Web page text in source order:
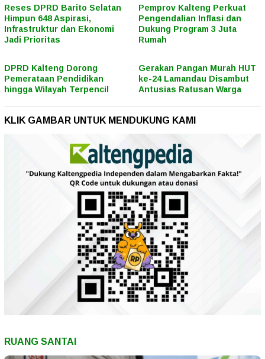
Reses DPRD Barito Selatan
Himpun 648 Aspirasi,
Infrastruktur dan Ekonomi
Jadi Prioritas
Pemprov Kalteng Perkuat
Pengendalian Inflasi dan
Dukung Program 3 Juta
Rumah
DPRD Kalteng Dorong
Pemerataan Pendidikan
hingga Wilayah Terpencil
Gerakan Pangan Murah HUT
ke-24 Lamandau Disambut
Antusias Ratusan Warga
KLIK GAMBAR UNTUK MENDUKUNG KAMI
RUANG SANTAI